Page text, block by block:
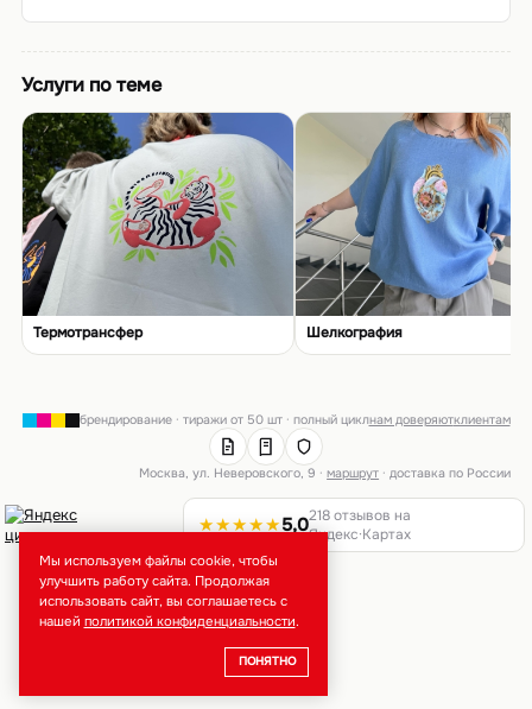
Услуги по теме
Термотрансфер Шелкография
брендирование · тиражи от 50 шт · полный циклнам доверяютклиентам
Москва, ул. Неверовского, 9 ·маршрут · доставка по России
★★★★★5,0218 отзывов на
Яндекс·Картах
Мы используем файлы cookie, чтобы
улучшить работу сайта. Продолжая
использовать сайт, вы соглашаетесь с
нашей политикой конфиденциальности.
ПОНЯТНО